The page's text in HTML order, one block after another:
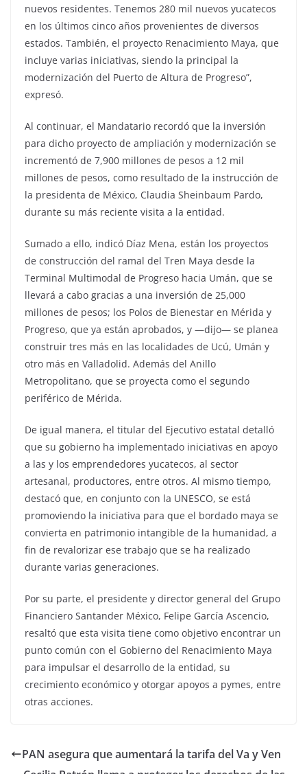
nuevos residentes. Tenemos 280 mil nuevos yucatecos
en los últimos cinco años provenientes de diversos
estados. También, el proyecto Renacimiento Maya, que
incluye varias iniciativas, siendo la principal la
modernización del Puerto de Altura de Progreso”,
expresó.
Al continuar, el Mandatario recordó que la inversión
para dicho proyecto de ampliación y modernización se
incrementó de 7,900 millones de pesos a 12 mil
millones de pesos, como resultado de la instrucción de
la presidenta de México, Claudia Sheinbaum Pardo,
durante su más reciente visita a la entidad.
Sumado a ello, indicó Díaz Mena, están los proyectos
de construcción del ramal del Tren Maya desde la
Terminal Multimodal de Progreso hacia Umán, que se
llevará a cabo gracias a una inversión de 25,000
millones de pesos; los Polos de Bienestar en Mérida y
Progreso, que ya están aprobados, y —dijo— se planea
construir tres más en las localidades de Ucú, Umán y
otro más en Valladolid. Además del Anillo
Metropolitano, que se proyecta como el segundo
periférico de Mérida.
De igual manera, el titular del Ejecutivo estatal detalló
que su gobierno ha implementado iniciativas en apoyo
a las y los emprendedores yucatecos, al sector
artesanal, productores, entre otros. Al mismo tiempo,
destacó que, en conjunto con la UNESCO, se está
promoviendo la iniciativa para que el bordado maya se
convierta en patrimonio intangible de la humanidad, a
fin de revalorizar ese trabajo que se ha realizado
durante varias generaciones.
Por su parte, el presidente y director general del Grupo
Financiero Santander México, Felipe García Ascencio,
resaltó que esta visita tiene como objetivo encontrar un
punto común con el Gobierno del Renacimiento Maya
para impulsar el desarrollo de la entidad, su
crecimiento económico y otorgar apoyos a pymes, entre
otras acciones.
PAN asegura que aumentará la tarifa del Va y Ven